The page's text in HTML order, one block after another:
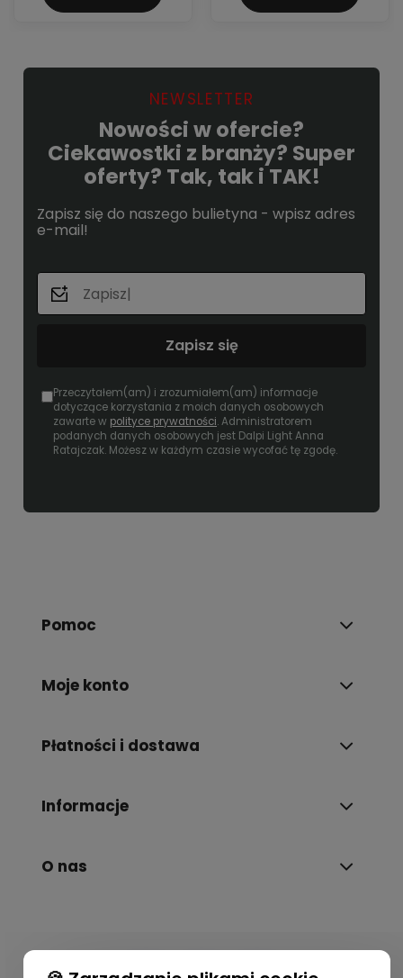
NEWSLETTER
Nowości w ofercie?
Ciekawostki z branży? Super
oferty? Tak, tak i TAK!
Zapisz się do naszego bulietyna - wpisz adres
e-mail!
Zapisz się
Przeczytałem(am) i zrozumiałem(am) informacje
dotyczące korzystania z moich danych osobowych
zawarte w polityce prywatności. Administratorem
podanych danych osobowych jest Dalpi Light Anna
Ratajczak. Możesz w każdym czasie wycofać tę zgodę.
Pomoc
Moje konto
Płatności i dostawa
Informacje
O nas